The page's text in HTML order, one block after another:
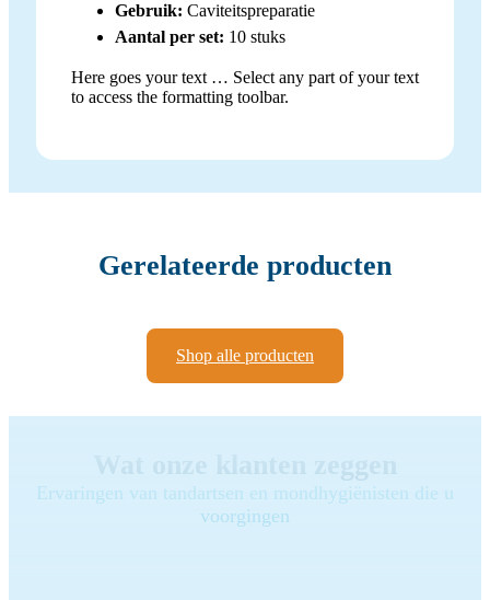
Gebruik: Caviteitspreparatie
Aantal per set: 10 stuks
Here goes your text … Select any part of your text
to access the formatting toolbar.
Gerelateerde producten
Shop alle producten
Ervaringen van tandartsen en mondhygiënisten die u
voorgingen